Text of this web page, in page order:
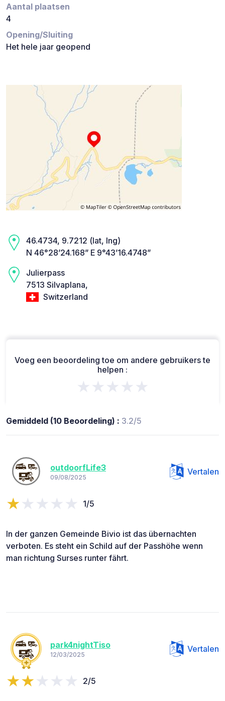
Aantal plaatsen
4
Opening/Sluiting
Het hele jaar geopend
46.4734, 9.7212 (lat, lng)
N 46°28’24.168” E 9°43’16.4748”
Julierpass
7513 Silvaplana,
Switzerland
Voeg een beoordeling toe om andere gebruikers te
helpen :
★★★★★
Gemiddeld (10 Beoordeling) : 3.2/5
outdoorfLife3
09/08/2025
Vertalen
1/5
In der ganzen Gemeinde Bivio ist das übernachten
verboten. Es steht ein Schild auf der Passhöhe wenn
man richtung Surses runter fährt.
park4nightTiso
12/03/2025
Vertalen
2/5